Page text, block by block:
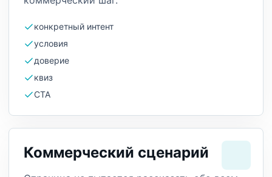
конкретный интент
условия
доверие
квиз
CTA
Коммерческий сценарий